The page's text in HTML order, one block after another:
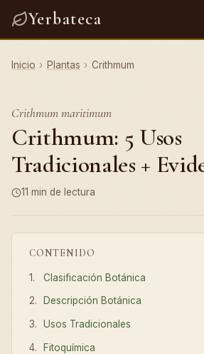
Yerbateca
Inicio › Plantas › Crithmum
Crithmum maritimum
Crithmum: 5 Usos
Tradicionales +
11 min de lectura
CONTENIDO
Clasificación Botánica
Descripción Botánica
Usos Tradicionales
Fitoquímica